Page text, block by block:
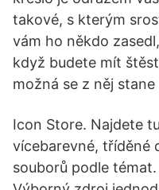
takové, s kterým
vám ho někdo
když budete mít
možná se z něj
Icon Store. Najdete
vícebarevné, tříděné
souborů podle